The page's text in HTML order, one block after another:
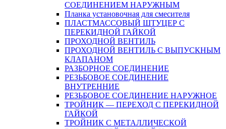
СОЕДИНЕНИЕМ НАРУЖНЫМ
Планка установочная для смесителя
ПЛАСТМАССОВЫЙ ШТУЦЕР С
ПЕРЕКИДНОЙ ГАЙКОЙ
ПРОХОДНОЙ ВЕНТИЛЬ
ПРОХОДНОЙ ВЕНТИЛЬ С ВЫПУСКНЫМ
КЛАПАНОМ
РАЗБОРНОЕ СОЕДИНЕНИЕ
РЕЗЬБОВОЕ СОЕДИНЕНИЕ
ВНУТРЕННИЕ
РЕЗЬБОВОЕ СОЕДИНЕНИЕ НАРУЖНОЕ
ТРОЙНИК — ПЕРЕХОД С ПЕРЕКИДНОЙ
ГАЙКОЙ
ТРОЙНИК С МЕТАЛЛИЧЕСКОЙ